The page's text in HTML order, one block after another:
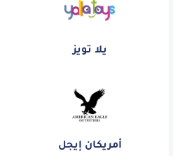
يلا تويز
أمريكان إيجل